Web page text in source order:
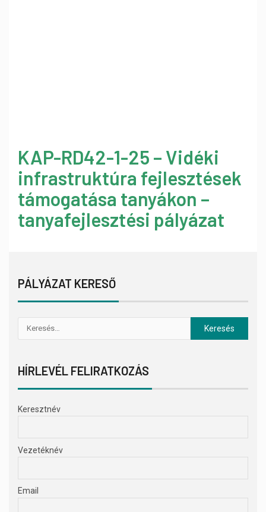
KAP-RD42-1-25 – Vidéki
infrastruktúra fejlesztések
támogatása tanyákon –
tanyafejlesztési pályázat
PÁLYÁZAT KERESŐ
HÍRLEVÉL FELIRATKOZÁS
Keresztnév
Vezetéknév
Email